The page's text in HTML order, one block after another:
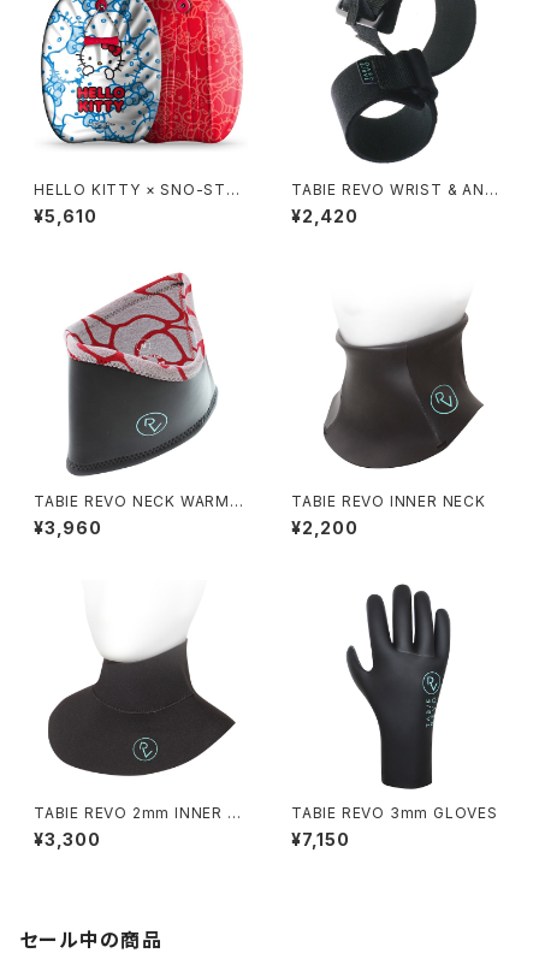
HELLO KITTY × SNO-STO
RM 24in
¥5,610
TABIE REVO WRIST & ANKL
E BAND
¥2,420
TABIE REVO NECK WARME
R
¥3,960
TABIE REVO INNER NECK
¥2,200
TABIE REVO 2mm INNER N
ECK
¥3,300
TABIE REVO 3mm GLOVES
¥7,150
セール中の商品